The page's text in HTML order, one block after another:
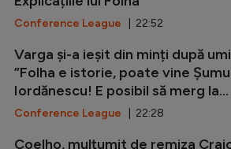
Conference League | 22:52
Varga și-a ieșit din minți după
”Folha e istorie, poate vine
Iordănescu! E posibil să merg la...
Conference League | 22:28
Coelho, mulțumit de remiza